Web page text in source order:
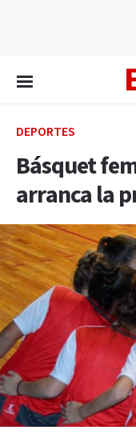
DEPORTES
Básquet
arranca la